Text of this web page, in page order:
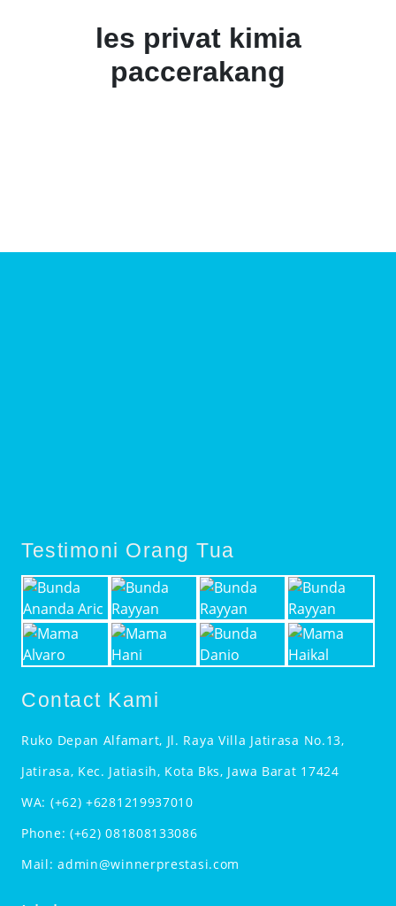
les privat kimia
paccerakang
Testimoni Orang Tua
Contact Kami
Ruko Depan Alfamart, Jl. Raya Villa Jatirasa No.13,
Jatirasa, Kec. Jatiasih, Kota Bks, Jawa Barat 17424
WA: (+62) +6281219937010
Phone: (+62) 081808133086
Mail:admin@winnerprestasi.com